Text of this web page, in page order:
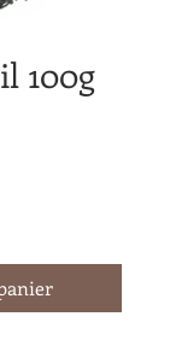
100g